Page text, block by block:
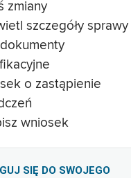
zmiany
szczegóły sprawy
dokumenty
o zastąpienie
wniosek
SIĘ DO SWOJEGO